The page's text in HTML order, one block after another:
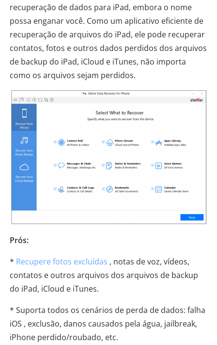
recuperação de dados para iPad, embora o nome
possa enganar você. Como um aplicativo eficiente de
recuperação de arquivos do iPad, ele pode recuperar
contatos, fotos e outros dados perdidos dos arquivos
de backup do iPad, iCloud e iTunes, não importa
como os arquivos sejam perdidos.
Prós:
* Recupere fotos excluídas , notas de voz, vídeos,
contatos e outros arquivos dos arquivos de backup
do iPad, iCloud e iTunes.
* Suporta todos os cenários de perda de dados: falha
iOS , exclusão, danos causados ​​pela água, jailbreak,
iPhone perdido/roubado, etc.